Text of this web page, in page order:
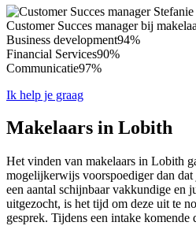
Customer Succes manager bij
Business development94%
Financial Services90%
Communicatie97%
Ik help je graag
Makelaars in Lobith
Het vinden van makelaars in Lobith
mogelijkerwijs voorspoediger dan
een aantal schijnbaar vakkundige en
uitgezocht, is het tijd om deze uit te
gesprek. Tijdens een intake komende